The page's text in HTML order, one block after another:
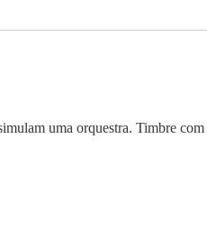
uma orquestra. Timbre